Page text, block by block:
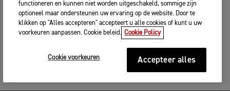
functioneren en kunnen niet worden uitgeschakeld, sommige zijn
optioneel maar ondersteunen uw ervaring op de website. Door te
klikken op "Alles accepteren" accepteert u alle cookies of kunt u uw
voorkeuren aanpassen. Cookie beleid. Cookie Policy
Cookie voorkeuren Accepteer alles